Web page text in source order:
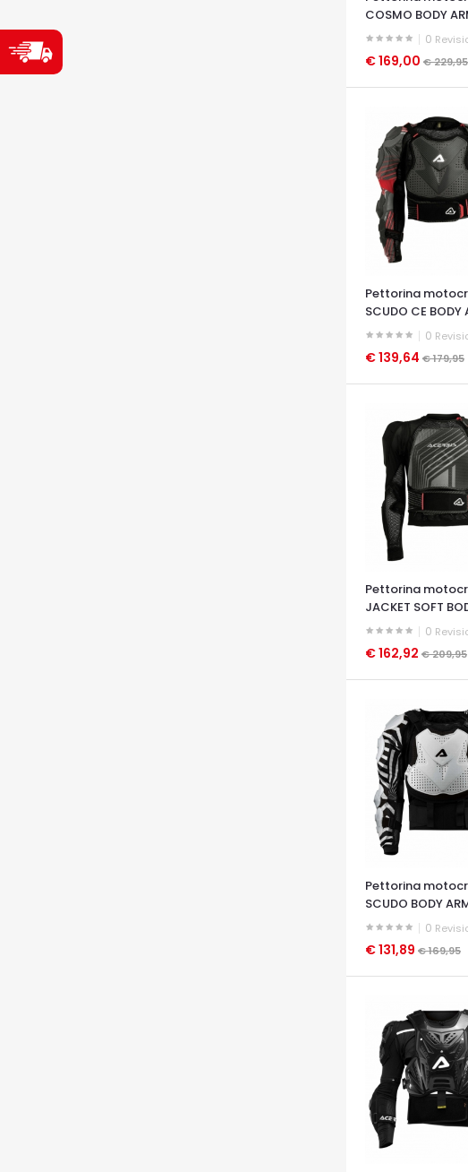
COSMO BODY
2.0
0
€ 169,00 € 229,95
OCCHIATA VELOCE
Pettorina
SCUDO CE BODY
2.0
0
€ 139,64 € 179,95
OCCHIATA VELOCE
Pettorina
JACKET SOFT
0
€ 162,92 € 209,95
OCCHIATA VELOCE
Pettorina
SCUDO BODY
0
€ 131,89 € 169,95
OCCHIATA VELOCE